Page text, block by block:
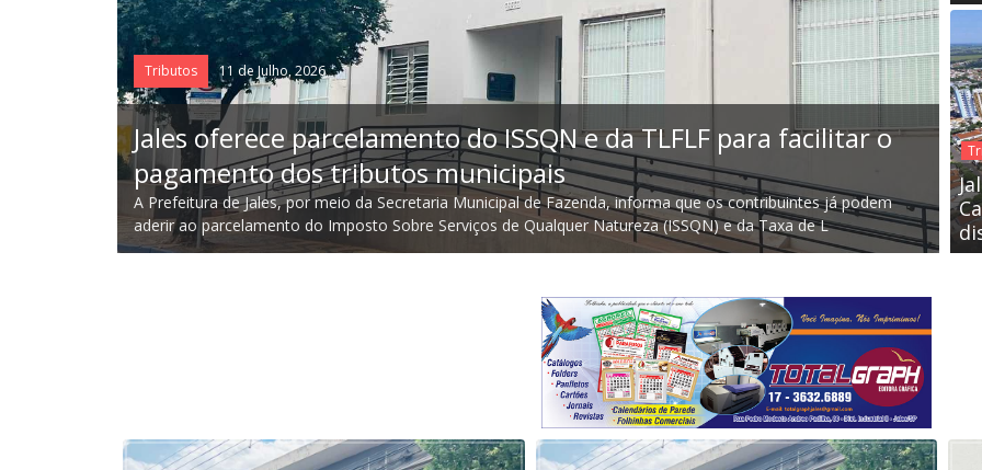
Tributos 11 de Julho, 2026
Jales oferece parcelamento do ISSQN e da TLFLF para facilitar o
pagamento dos tributos municipais
A Prefeitura de Jales, por meio da Secretaria Municipal de Fazenda, informa que os contribuintes já podem
aderir ao parcelamento do Imposto Sobre Serviços de Qualquer Natureza (ISSQN) e da Taxa de L